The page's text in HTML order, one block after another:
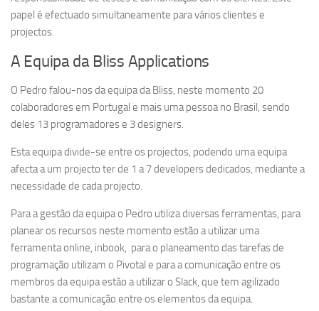
papel é efectuado simultaneamente para vários clientes e
projectos.
A Equipa da Bliss Applications
O Pedro falou-nos da equipa da Bliss, neste momento 20
colaboradores em Portugal e mais uma pessoa no Brasil, sendo
deles 13 programadores e 3 designers.
Esta equipa divide-se entre os projectos, podendo uma equipa
afecta a um projecto ter de 1 a 7 developers dedicados, mediante a
necessidade de cada projecto.
Para a gestão da equipa o Pedro utiliza diversas ferramentas, para
planear os recursos neste momento estão a utilizar uma
ferramenta online, inbook, para o planeamento das tarefas de
programação utilizam o Pivotal e para a comunicação entre os
membros da equipa estão a utilizar o Slack, que tem agilizado
bastante a comunicação entre os elementos da equipa.